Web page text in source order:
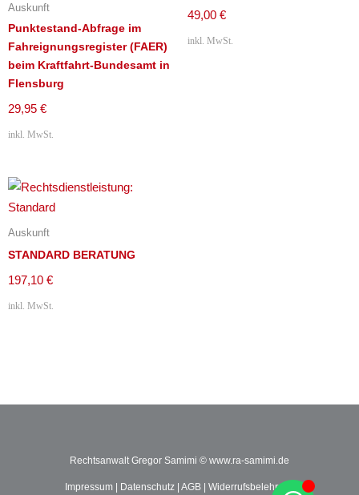
Auskunft
Punktestand-Abfrage im
Fahreignungsregister (FAER)
beim Kraftfahrt-Bundesamt in
Flensburg
29,95 €
inkl. MwSt.
49,00 €
inkl. MwSt.
Auskunft
STANDARD BERATUNG
197,10 €
inkl. MwSt.
Rechtsanwalt Gregor Samimi © www.ra-samimi.de
Impressum| Datenschutz| AGB| Widerrufsbelehrung